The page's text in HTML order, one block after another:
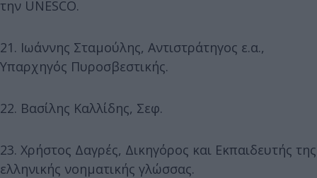
την UNESCO.
21. Ιωάννης Σταμούλης, Αντιστράτηγος ε.α.,
Υπαρχηγός Πυροσβεστικής.
22. Βασίλης Καλλίδης, Σεφ.
23. Χρήστος Δαγρές, Δικηγόρος και Εκπαιδευτής της
ελληνικής νοηματικής γλώσσας.